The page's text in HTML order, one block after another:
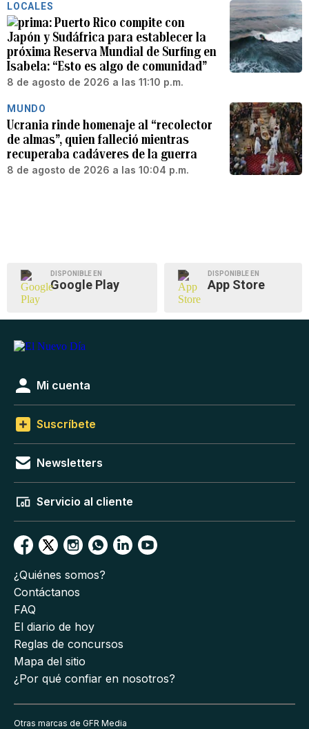
LOCALES
Puerto Rico compite con
Japón y Sudáfrica para establecer la
próxima Reserva Mundial de Surfing en
Isabela: “Esto es algo de comunidad”
8 de agosto de 2026 a las 11:10 p.m.
MUNDO
Ucrania rinde homenaje al “recolector
de almas”, quien falleció mientras
recuperaba cadáveres de la guerra
8 de agosto de 2026 a las 10:04 p.m.
DISPONIBLE EN
Google Play
DISPONIBLE EN
App Store
Mi cuenta
Suscríbete
Newsletters
Servicio al cliente
¿Quiénes somos?
Contáctanos
FAQ
El diario de hoy
Reglas de concursos
Mapa del sitio
¿Por qué confiar en nosotros?
Otras marcas de GFR Media